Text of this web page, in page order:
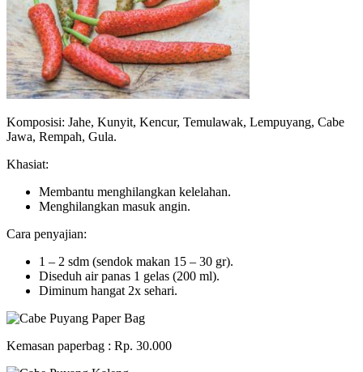
Komposisi: Jahe, Kunyit, Kencur, Temulawak, Lempuyang, Cabe
Jawa, Rempah, Gula.
Khasiat:
Membantu menghilangkan kelelahan.
Menghilangkan masuk angin.
Cara penyajian:
1 – 2 sdm (sendok makan 15 – 30 gr).
Diseduh air panas 1 gelas (200 ml).
Diminum hangat 2x sehari.
Kemasan paperbag : Rp. 30.000